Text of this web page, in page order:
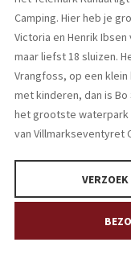
Camping. Hier heb je
Victoria en Henrik
maar liefst 18 sluizen.
Vrangfoss, op een
met kinderen, dan is Bo
het grootste waterpark
van Villmarkseventyret